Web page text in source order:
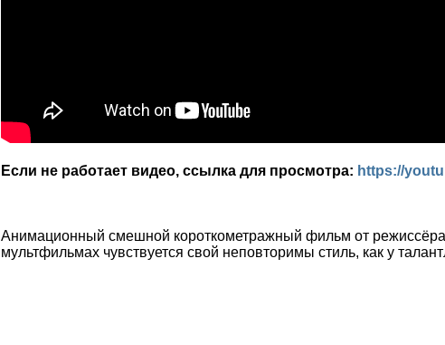
Если не работает видео, ссылка для просмотра: https://
Анимационный смешной короткометражный фильм от
мультфильмах чувствуется свой неповторимы стиль, как у